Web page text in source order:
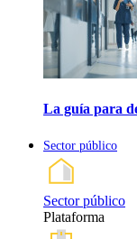
La guía para
Sector público
Sector público
Plataforma